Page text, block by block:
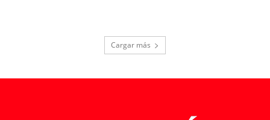
Cargar más